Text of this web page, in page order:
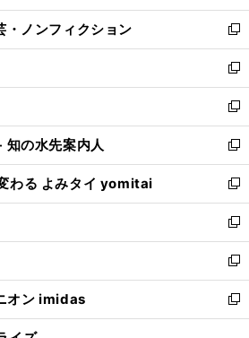
開
く
ウ
で
開
く
ン
ド
ウ
で
開
く
ウ
ィ
ン
ド
ウ
で
開
く
・ノンフィクション
新
し
い
ウ
ィ
ン
ド
ウ
で
開
く
新
し
い
ウ
ィ
ン
ド
ウ
で
開
く
新
し
い
ウ
ィ
ン
ド
ウ
で
開
く
知の水先案内人
新
し
い
ウ
ィ
ン
ド
ウ
で
開
わる よみタイ yomitai
新
し
い
ウ
ィ
ン
ド
ウ
新
し
い
ウ
ィ
ン
新
し
い
ウ
オン imidas
新
し